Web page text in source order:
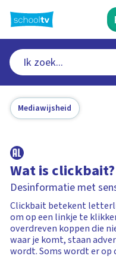
naar
hoofdinhoud
Mediawijsheid
Wat is clickbait?
Desinformatie met
Clickbait betekent
om op een linkje te
overdreven koppen die
waar je komt, staan
wordt. Soms wordt er op